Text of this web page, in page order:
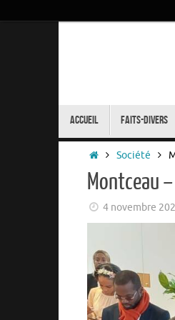
Accueil Faits-Divers
Accueil
Société
Montceau
4 novembre